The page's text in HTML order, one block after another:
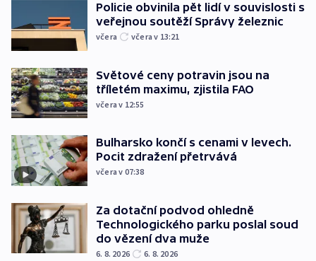
Policie obvinila pět lidí v souvislosti s
veřejnou soutěží Správy železnic
včera včera v 13:21
Světové ceny potravin jsou na
tříletém maximu, zjistila FAO
včera v 12:55
Bulharsko končí s cenami v levech.
Pocit zdražení přetrvává
včera v 07:38
Za dotační podvod ohledně
Technologického parku poslal soud
do vězení dva muže
6. 8. 2026 6. 8. 2026